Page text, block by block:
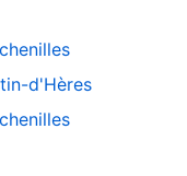
d'Hères